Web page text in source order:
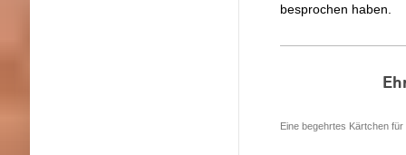
besprochen haben.
Eine begehrtes Kärtchen